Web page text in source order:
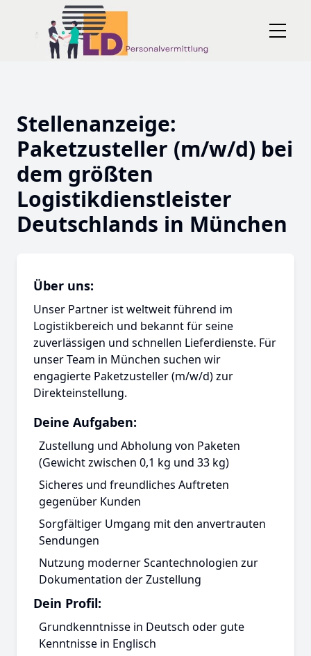
Stellenanzeige:
Paketzusteller (m/w/d) bei
dem größten
Logistikdienstleister
Deutschlands in München
Über uns:
Unser Partner ist weltweit führend im
Logistikbereich und bekannt für seine
zuverlässigen und schnellen Lieferdienste. Für
unser Team in München suchen wir
engagierte Paketzusteller (m/w/d) zur
Direkteinstellung.
Deine Aufgaben:
Zustellung und Abholung von Paketen
(Gewicht zwischen 0,1 kg und 33 kg)
Sicheres und freundliches Auftreten
gegenüber Kunden
Sorgfältiger Umgang mit den anvertrauten
Sendungen
Nutzung moderner Scantechnologien zur
Dokumentation der Zustellung
Dein Profil:
Grundkenntnisse in Deutsch oder gute
Kenntnisse in Englisch